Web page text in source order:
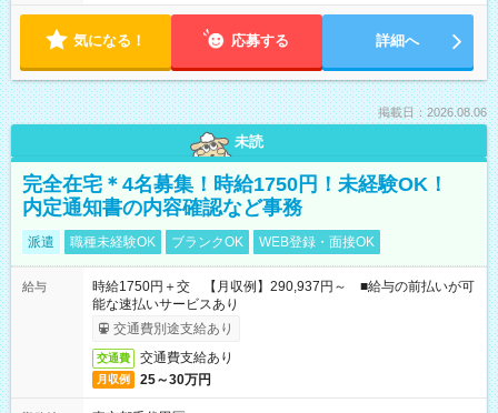
気になる！ 応募する 詳細へ
掲載日：2026.08.06
未読
完全在宅＊4名募集！時給1750円！未経験OK！
内定通知書の内容確認など事務
派遣 職種未経験OK ブランクOK WEB登録・面接OK
給与
時給1750円＋交 【月収例】290,937円～ ■給与の前払いが可
能な速払いサービスあり
交通費別途支給あり
交通費 交通費支給あり
月収例 25～30万円